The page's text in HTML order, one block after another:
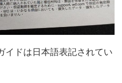
イドは日本語表記されてい